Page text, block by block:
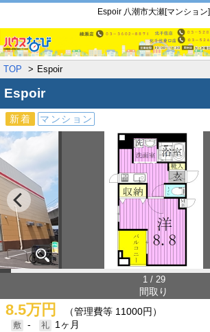
Espoir 八潮市大瀬[マンション]
TOP Espoir
Espoir
新着 マンション
1 / 29
間取り
8.5万円 （管理費等 11000円）
-
1ヶ月